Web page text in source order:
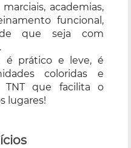
academias,
funcional,
que seja com
é prático e leve, é
coloridas e
TNT que facilita o
lugares!